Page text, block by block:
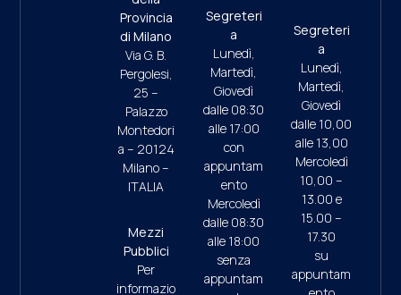
Provincia
di Milano
Via G. B.
Pergolesi,
25 –
Palazzo
Montedori
a – 20124
Milano –
ITALIA
Mezzi
Pubblici
Per
informazio
Segreteri
a
Lunedì,
Martedì,
Giovedì
dalle 08:30
alle 17:00
con
appuntam
ento
Mercoledì
dalle 08:30
alle 18:00
senza
appuntam
Segreteri
a
Lunedì,
Martedì,
Giovedì
dalle 10,00
alle 13,00
Mercoledì
10,00 –
13.00 e
15.00 –
17.30
su
appuntam